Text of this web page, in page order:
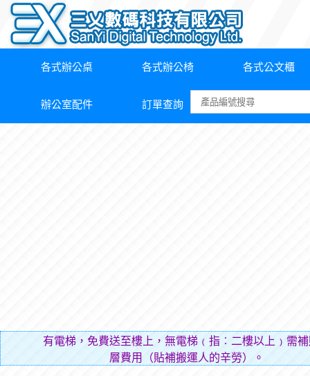
各式辦公桌 各式辦公椅 各式公文櫃
辦公室配件 訂單查詢
有電梯，免費送至樓上，無電梯﹙指︰二樓以上﹚需
層費用（貼補搬運人的辛勞）。